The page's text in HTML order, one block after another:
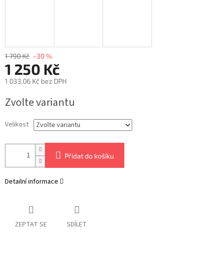
1 790 Kč –30 %
1 250 Kč
1 033,06 Kč bez DPH
cena:
Zvolte variantu
Velikost
Přidat do košíku
Detailní informace
ZEPTAT SE SDÍLET